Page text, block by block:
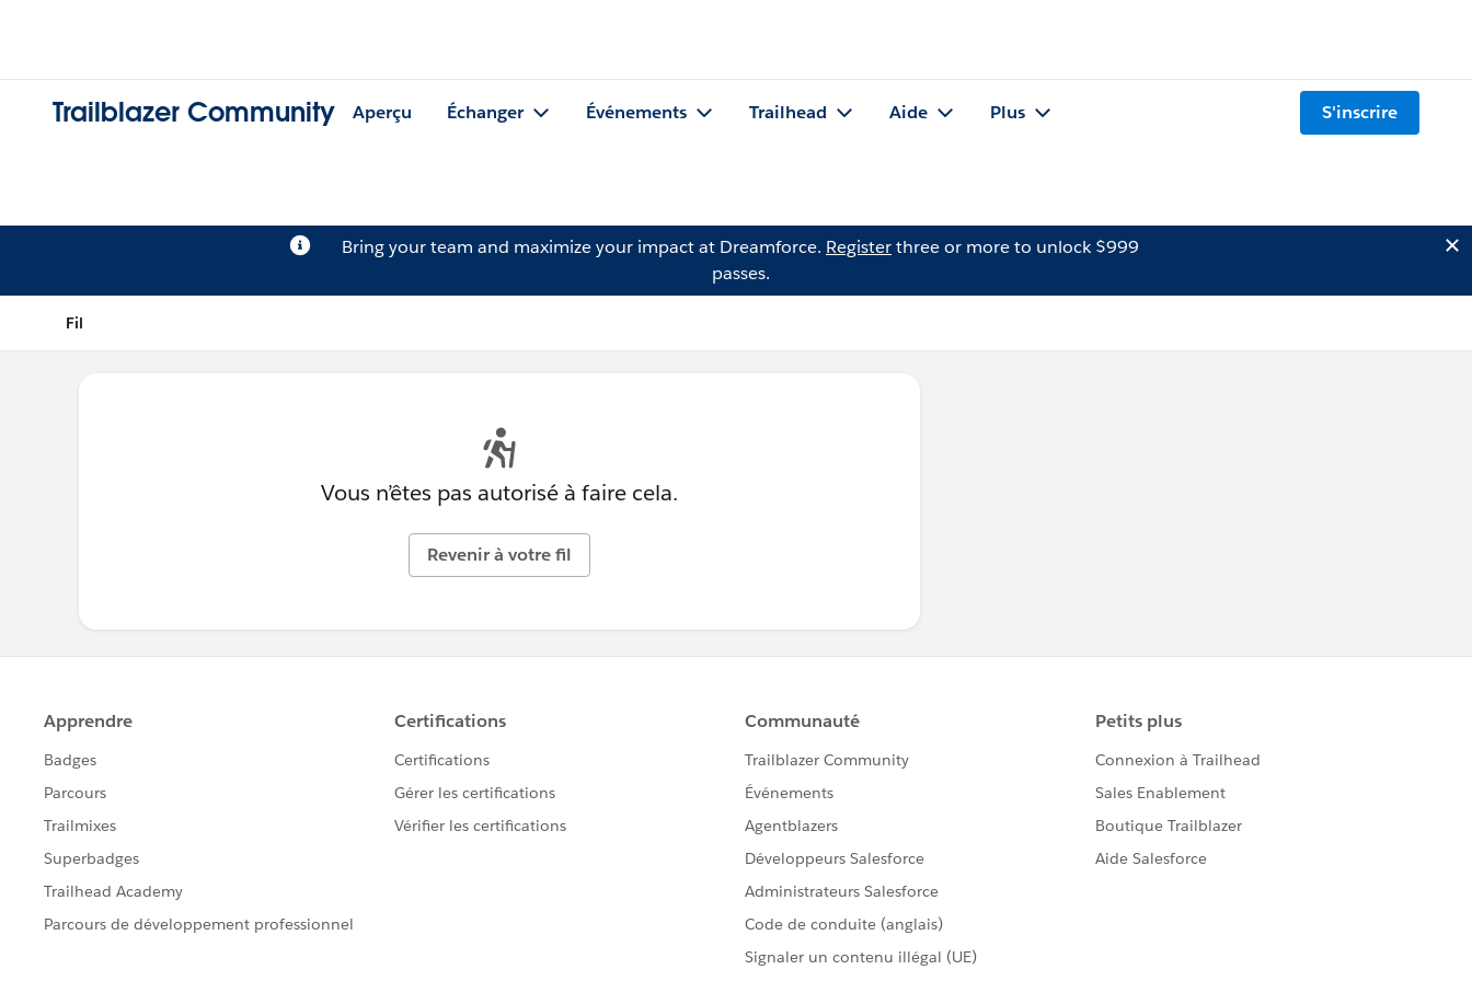
Trailblazer Community Aperçu Échanger Événements Trailhead Aide Plus S'inscrire
Bring your team and maximize your impact at Dreamforce. Registerthree or more to unlock $999
passes.
Fil
Vous n’êtes pas autorisé à faire cela.
Revenir à votre fil